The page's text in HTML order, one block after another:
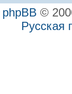
phpBB ©
Русская